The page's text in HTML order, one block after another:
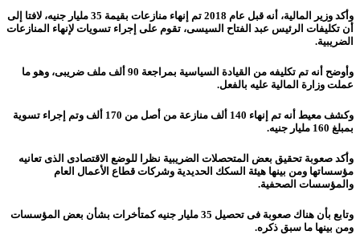
وأكد وزير المالية، أنه قبل عام 2018 تم إنهاء منازعات بقيمة 35 مليار جنيه، لافتا إلى
أن تكليفات الرئيس عبد الفتاح السيسى، تقوم على إجراء تسويات لإنهاء المنازعات
الضريبية.
وأوضح أنه تم تكليفه من القيادة السياسية بمراجعة 90 ألف ملف ضريبى، وهو ما
عملت وزارة المالية عليه بالفعل.
وكشف معيط أنه تم إنهاء 140 ألف منازعة من أصل من 170 ألف وتم إجراء تسوية
بمبلغ 160 مليار جنيه.
وأكد صعوبة تحقيق بعض المتحصلات الضريبية نظرا للوضع الاقتصادى الذى تعانيه
مؤسساتها ومن بينها هيئة السكك الحديدية وشركات قطاع الأعمال العام
والمؤسسات الصحفية.
وتابع بأن هناك صعوبة فى تحصيل 35 مليار جنيه كمتأخرات بشأن بعض المؤسسات
ومن بينها ما سبق ذكره.